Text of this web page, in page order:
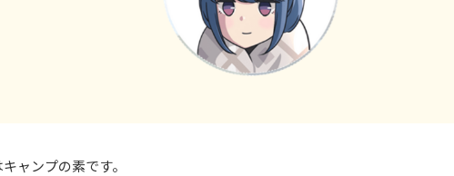
ャンプの素です。